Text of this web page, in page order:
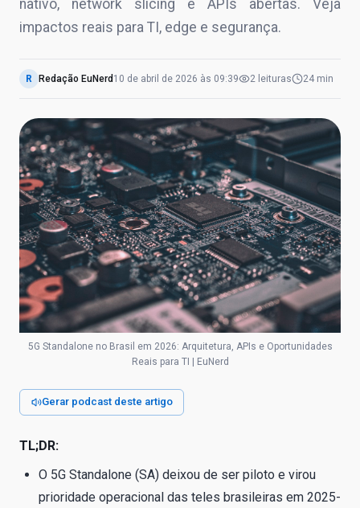
nativo, network slicing e APIs abertas. Veja
impactos reais para TI, edge e segurança.
R Redação EuNerd 10 de abril de 2026 às 09:39 2 leituras 24 min
5G Standalone no Brasil em 2026: Arquitetura, APIs e Oportunidades
Reais para TI | EuNerd
Gerar podcast deste artigo
TL;DR:
O 5G Standalone (SA) deixou de ser piloto e virou
prioridade operacional das teles brasileiras em 2025-